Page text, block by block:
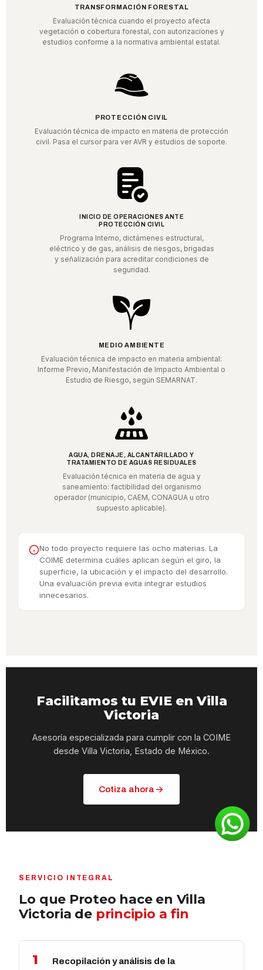
TRANSFORMACIÓN FORESTAL
Evaluación técnica cuando el proyecto afecta
vegetación o cobertura forestal, con autorizaciones y
estudios conforme a la normativa ambiental estatal.
PROTECCIÓN CIVIL
Evaluación técnica de impacto en materia de protección
civil. Pasa el cursor para ver AVR y estudios de soporte.
INICIO DE OPERACIONES ANTE
PROTECCIÓN CIVIL
Programa Interno, dictámenes estructural,
eléctrico y de gas, análisis de riesgos, brigadas
y señalización para acreditar condiciones de
seguridad.
MEDIO AMBIENTE
Evaluación técnica de impacto en materia ambiental:
Informe Previo, Manifestación de Impacto Ambiental o
Estudio de Riesgo, según SEMARNAT.
AGUA, DRENAJE, ALCANTARILLADO Y
TRATAMIENTO DE AGUAS RESIDUALES
Evaluación técnica en materia de agua y
saneamiento: factibilidad del organismo
operador (municipio, CAEM, CONAGUA u otro
supuesto aplicable).
No todo proyecto requiere las ocho materias. La
COIME determina cuáles aplican según el giro, la
superficie, la ubicación y el impacto del desarrollo.
Una evaluación previa evita integrar estudios
innecesarios.
Facilitamos tu EVIE en Villa
Victoria
Asesoría especializada para cumplir con la COIME
desde Villa Victoria, Estado de México.
Cotiza ahora
SERVICIO INTEGRAL
Lo que Proteo hace en Villa
Victoria de principio a fin
1
Recopilación y análisis de la